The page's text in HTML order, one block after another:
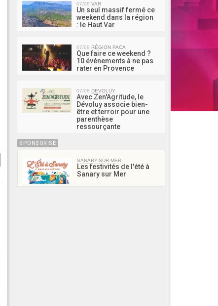
07/08 VAR
Un seul massif fermé ce
weekend dans la région
: le Haut Var
07/08 RÉGION PACA
Que faire ce weekend ?
10 événements à ne pas
rater en Provence
07/08 DEVOLUY
Avec Zen'Agritude, le
Dévoluy associe bien-
être et terroir pour une
parenthèse
ressourçante
SPONSORISÉ
SANARY-SUR-MER
Les festivités de l'été à
Sanary sur Mer